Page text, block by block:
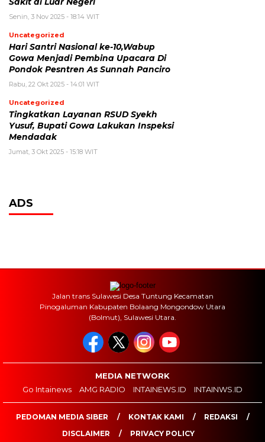
Sakit di Luar Negeri
Senin, 3 Nov 2025 - 18:14 WIT
Uncategorized
Hari Santri Nasional ke-10,Wabup
Gowa Menjadi Pembina Upacara Di
Pondok Pesntren As Sunnah Panciro
Rabu, 22 Okt 2025 - 14:01 WIT
Uncategorized
Tingkatkan Layanan RSUD Syekh
Yusuf, Bupati Gowa Lakukan Inspeksi
Mendadak
Jumat, 3 Okt 2025 - 15:18 WIT
ADS
Jalan trans Sulawesi Desa Tuntung Kecamatan
Pinogaluman Kabupaten Bolaang Mongondow Utara
(Bolmut), Sulawesi Utara.
MEDIA NETWORK
Go Intainews
AMG RADIO INTAINEWS.ID INTAINWS.ID
PEDOMAN MEDIA SIBER KONTAK KAMI
REDAKSI
DISCLAIMER
PRIVACY POLICY